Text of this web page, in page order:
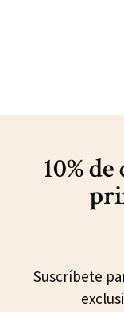
10%
Suscríbete